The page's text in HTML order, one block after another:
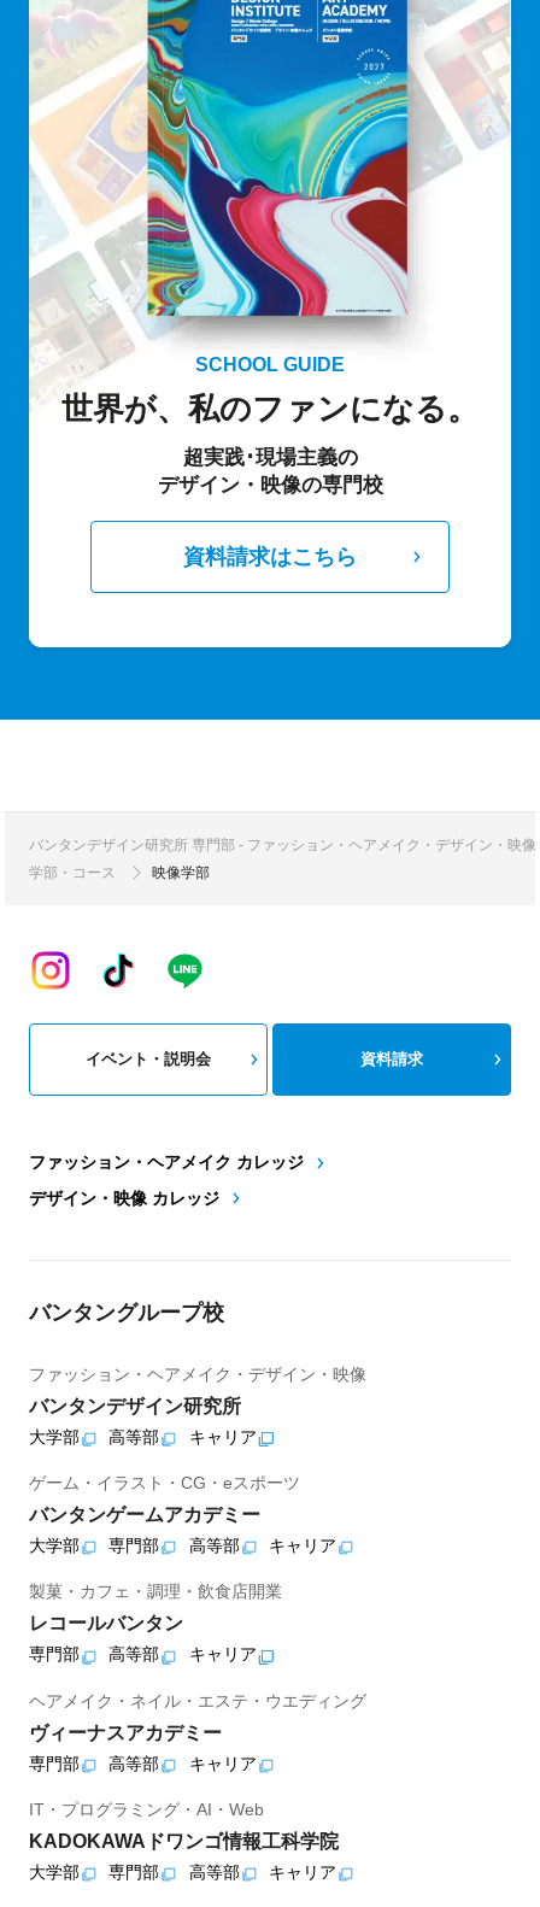
SCHOOL GUIDE
世界が、私のファンになる。
超実践･現場主義の
デザイン・映像の専門校
資料請求はこちら
バンタンデザイン研究所 専門部 - ファッション・ヘアメイク・デザイン・映
学部・コース
映像学部
ファッション・ヘアメイク カレッジ
デザイン・映像 カレッジ
イベント・説明会 資料請求
バンタングループ校
ファッション・ヘアメイク・デザイン・映像
バンタンデザイン研究所
大学部 高等部 キャリア
ゲーム・イラスト・CG・eスポーツ
バンタンゲームアカデミー
大学部 専門部 高等部 キャリア
製菓・カフェ・調理・飲食店開業
レコールバンタン
専門部 高等部 キャリア
ヘアメイク・ネイル・エステ・ウエディング
ヴィーナスアカデミー
専門部 高等部 キャリア
IT・プログラミング・AI・Web
KADOKAWAドワンゴ情報工科学院
大学部 専門部 高等部 キャリア